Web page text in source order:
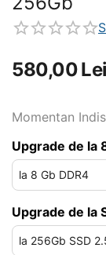
580,00Lei
Momentan
Upgrade de la
Upgrade de la